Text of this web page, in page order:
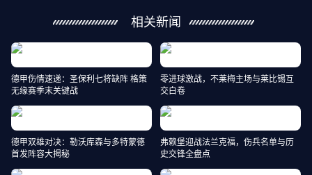
相关新闻
德甲伤情速递：圣保利七将缺阵 格策
无缘赛季末关键战
零进球激战，不莱梅主场与莱比锡互
交白卷
德甲双雄对决：勒沃库森与多特蒙德
首发阵容大揭秘
弗赖堡迎战法兰克福，伤兵名单与历
史交锋全盘点